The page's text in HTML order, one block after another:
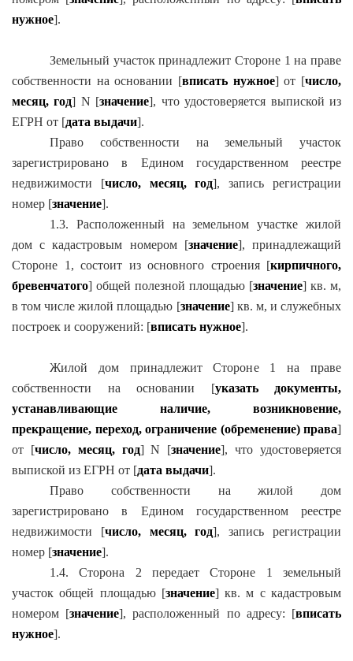
нужное].
Земельный участок принадлежит Стороне 1 на праве
собственности на основании [вписать нужное] от [число,
месяц, год] N [значение], что удостоверяется выпиской из
ЕГРН от [дата выдачи].
Право собственности на земельный участок
зарегистрировано в Едином государственном реестре
недвижимости [число, месяц, год], запись регистрации
номер [значение].
1.3. Расположенный на земельном участке жилой
дом с кадастровым номером [значение], принадлежащий
Стороне 1, состоит из основного строения [кирпичного,
бревенчатого] общей полезной площадью [значение] кв. м,
в том числе жилой площадью [значение] кв. м, и служебных
построек и сооружений: [вписать нужное].
Жилой дом принадлежит Стороне 1 на праве
собственности на основании [указать документы,
устанавливающие наличие, возникновение,
прекращение, переход, ограничение (обременение) права]
от [число, месяц, год] N [значение], что удостоверяется
выпиской из ЕГРН от [дата выдачи].
Право собственности на жилой дом
зарегистрировано в Едином государственном реестре
недвижимости [число, месяц, год], запись регистрации
номер [значение].
1.4. Сторона 2 передает Стороне 1 земельный
участок общей площадью [значение] кв. м с кадастровым
номером [значение], расположенный по адресу: [вписать
нужное].